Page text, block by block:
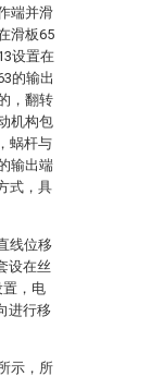
端并滑
滑板65
设置在
的输出
，翻转
机构包
蜗杆与
输出端
式，具
线位移
设在丝
置，电
进行移
示，所